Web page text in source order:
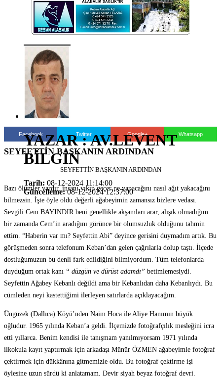
YAZAR : AV.LEVENT
BİLGİN
Tarih: 08-12-2024 11:14:00
Güncelleme:08-12-2024 12:37:00
Facebook Twitter Google+ Whatsapp
SEYFETTİN BAŞKANIN ARDINDAN
SEYFETTİN BAŞKANIN ARDINDAN
Bazı ölümler vardır, insanı yıkıp geçer ne yapacağını nasıl ağıt yakacağını
bilmezsin. İşte öyle oldu değerli ağabeyimin zamansız bizlere vedası.
Sevgili Cem BAYINDIR beni genellikle akşamları arar, alışık olmadığım
bir zamanda Cem’in aradığını görünce bir olumsuzluk olduğunu tahmin
ettim. “Haberin var mı? Seyfettin Abi” deyince gerisini duymadım artık. Bu
görüşmeden sonra telefonum Keban’dan gelen çağrılarla dolup taştı. İlçede
dostluğumuzun bu denli fark edildiğini bilmiyordum. Tüm telefonlarda
duyduğum ortak kanı “ düzgün ve dürüst adamdı” betimlemesiydi.
Seyfettin Ağabey Kebanlı değildi ama bir Kebanlıdan daha Kebanlıydı. Bu
cümleden neyi kastettiğimi ilerleyen satırlarda açıklayacağım.
Üngüzek (Dallıca) Köyü’nden Naim Hoca ile Aliye Hanımın büyük
oğludur. 1965 yılında Keban’a geldi. İlçemizde fotoğrafçılık mesleğini icra
etti yıllarca. Benim kendisi ile tanışmam yanılmıyorsam 1971 yılında
ilkokula kayıt yaptırmak için arkadaşı Münür ÖZMEN ağabeyimle fotoğraf
çektirmek için dükkânına gitmemizle oldu. Bu fotoğraf çektirme işi
öylesine uzun sürdü ki anlatamam. Devir siyah beyaz fotoğraf devri.